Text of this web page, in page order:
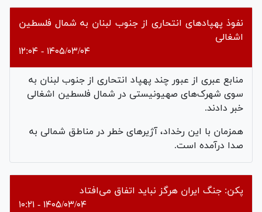
نفوذ پهپادهای انتحاری از جنوب لبنان به شمال فلسطین
اشغالی
۱۴۰۵/۰۳/۰۴ - ۱۲:۰۴
منابع عبری از عبور چند پهپاد انتحاری از جنوب لبنان به
سوی شهرک‌های صهیونیستی در شمال فلسطین اشغالی
خبر دادند.
همزمان با این رخداد، آژیرهای خطر در مناطق شمالی به
صدا درآمده است.
پکن: جنگ ایران هرگز نباید اتفاق می‌افتاد
۱۴۰۵/۰۳/۰۴ - ۱۰:۲۱